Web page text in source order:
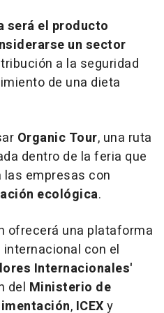
será el producto
un sector
a la seguridad
de una dieta
Organic Tour, una ruta
dentro de la feria que
empresas con
ecológica.
ofrecerá una plataforma
con el
Internacionales'
del Ministerio de
, ICEXy